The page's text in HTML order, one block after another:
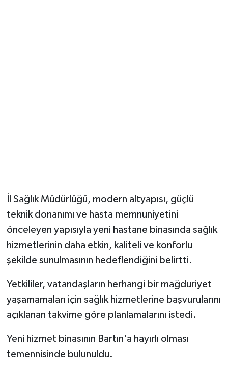
İl Sağlık Müdürlüğü, modern altyapısı, güçlü
teknik donanımı ve hasta memnuniyetini
önceleyen yapısıyla yeni hastane binasında sağlık
hizmetlerinin daha etkin, kaliteli ve konforlu
şekilde sunulmasının hedeflendiğini belirtti.
Yetkililer, vatandaşların herhangi bir mağduriyet
yaşamamaları için sağlık hizmetlerine başvurularını
açıklanan takvime göre planlamalarını istedi.
Yeni hizmet binasının Bartın'a hayırlı olması
temennisinde bulunuldu.